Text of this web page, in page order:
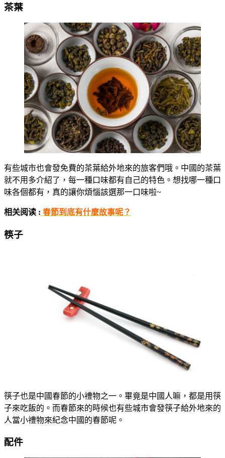
茶葉
有些城市也會發免費的茶葉給外地來的旅客們哦。中國的茶葉
就不用多介紹了，每一種口味都有自己的特色。想找哪一種口
味各個都有，真的讓你煩惱該選那一口味啦~
相关阅读 : 春節到底有什麼故事呢？
筷子
筷子也是中國春節的小禮物之一。畢竟是中國人嘛，都是用筷
子來吃飯的。而春節來的時候也有些城市會發筷子給外地來的
人當小禮物來紀念中國的春節呢。
配件